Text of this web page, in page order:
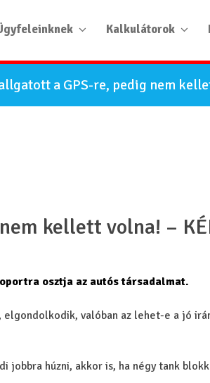
Kalkulátorok
a GPS-re, pedig nem
kellett volna! –
osztja az autós társadalmat.
valóban az lehet-e a jó
jobbra húzni, akkor is, ha négy tank